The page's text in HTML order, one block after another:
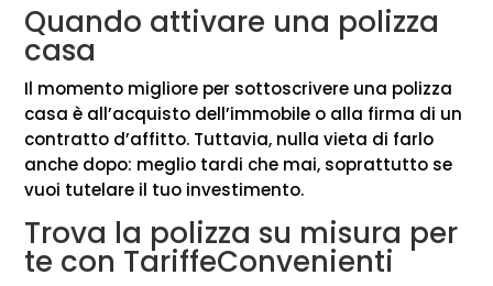
Quando attivare una polizza
casa
Il momento migliore per sottoscrivere una polizza
casa è all’acquisto dell’immobile o alla firma di un
contratto d’affitto. Tuttavia, nulla vieta di farlo
anche dopo: meglio tardi che mai, soprattutto se
vuoi tutelare il tuo investimento.
Trova la polizza su misura per
te con TariffeConvenienti